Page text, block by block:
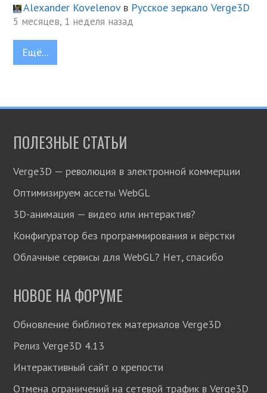
Alexander Kovelenovв Русское зеркало Verge3D
5 месяцев, 1 неделя назад
Ещё...
ПОЛЕЗНЫЕ СТАТЬИ
Verge3D — революция в электронной коммерции
Оптимизируем ассеты WebGL
3D-анимация — видео или интерактив?
Конфигуратор без программирования и вёрстки
Облачные сервисы для WebGL? Нет, спасибо
НОВОЕ НА ФОРУМЕ
Обновление библиотек материалов Verge3D
Релиз Verge3D 4.13
Интерактивный сайт о крепости
Отмена ограничений на сетевой трафик в Verge3D